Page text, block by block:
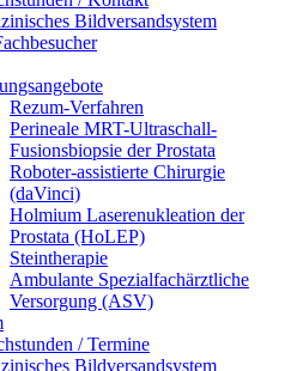
Bildversandsystem
Rezum-Verfahren
Perineale MRT-Ultraschall-
Fusionsbiopsie der Prostata
Roboter-assistierte Chirurgie
(daVinci)
Holmium Laserenukleation der
Prostata (HoLEP)
Steintherapie
Ambulante Spezialfachärztliche
Versorgung (ASV)
/ Termine
Bildversandsystem